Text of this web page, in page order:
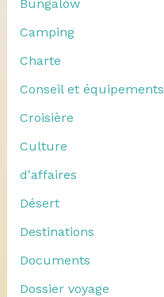
Bungalow
Camping
Charte
Conseil et équipements
Croisière
Culture
d'affaires
Désert
Destinations
Documents
Dossier voyage